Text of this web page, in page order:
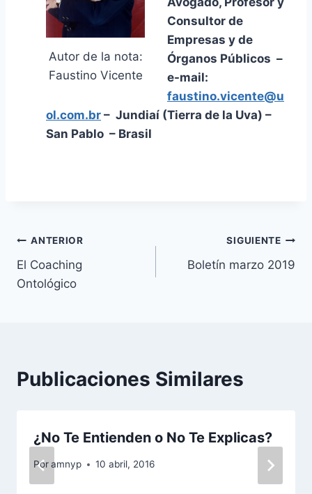
Autor de la nota:
Faustino Vicente
Consultor de
Empresas y de
Órganos Públicos –
e-mail:
faustino.vicente@u
ol.com.br – Jundiaí (Tierra de la Uva) –
San Pablo – Brasil
Navegación
de
ANTERIOR
El Coaching
Ontológico
SIGUIENTE
Boletín marzo 2019
Publicaciones Similares
¿No Te Entienden o No Te Explicas?
Poramnyp 10 abril, 2016